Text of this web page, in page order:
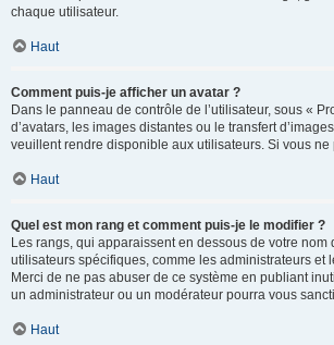
chaque utilisateur.
Haut
Comment puis-je afficher un avatar ?
Dans le panneau de contrôle de l’utilisateur, sous «
d’avatars, les images distantes ou le transfert
veuillent rendre disponible aux utilisateurs. Si vous
Haut
Quel est mon rang et comment puis-je le modifier ?
Les rangs, qui apparaissent en dessous de votre
utilisateurs spécifiques, comme les administrateurs
Merci de ne pas abuser de ce système en publiant
un administrateur ou un modérateur pourra vous
Haut